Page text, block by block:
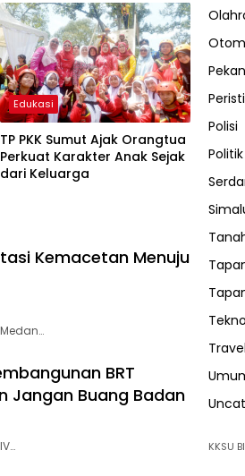
Edukasi
TP PKK Sumut Ajak Orangtua
Perkuat Karakter Anak Sejak
dari Keluarga
Kemacetan Menuju
BRT
Jangan Buang Badan
Polisi
Politik
Travel
KKSU BI